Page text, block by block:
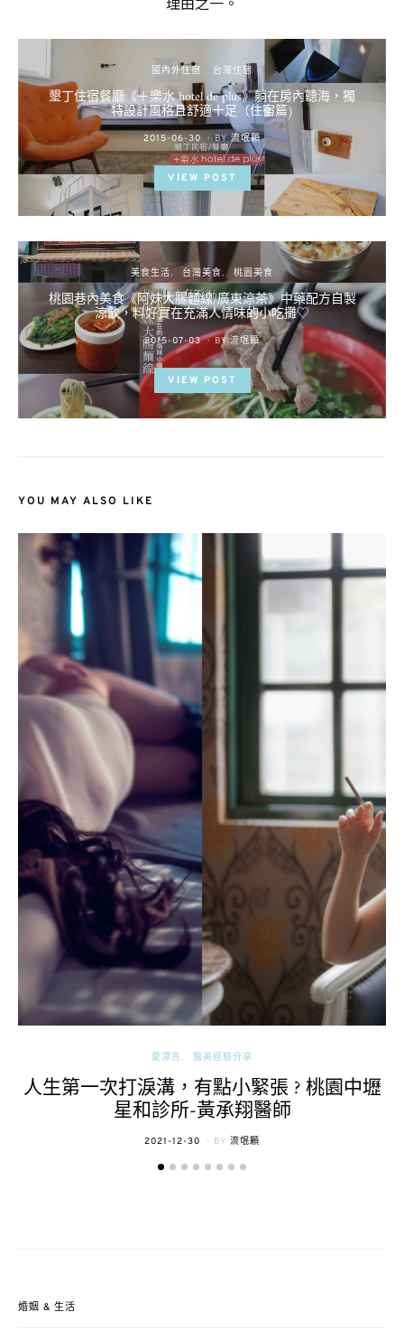
國內外住宿 台灣住宿
墾丁住宿餐廳《＋樂水 hotel de plus》躺在房內聽海，獨
特設計風格且舒適十足（住宿篇)
POSTED
ON
2015-06-30 BY 流氓顆
VIEW POST
美食生活 台灣美食 桃園美食
桃園巷內美食《阿妹大腸麵線/廣東涼茶》中藥配方自製
涼飲，料好實在充滿人情味的小吃攤♡
POSTED
ON
2015-07-03 BY 流氓顆
VIEW POST
YOU MAY ALSO LIKE
愛漂亮 醫美經驗分享
人生第一次打淚溝，有點小緊張 ? 桃園中壢
星和診所-黃承翔醫師
POSTED
2021-12-30 BY 流氓顆
婚姻 & 生活